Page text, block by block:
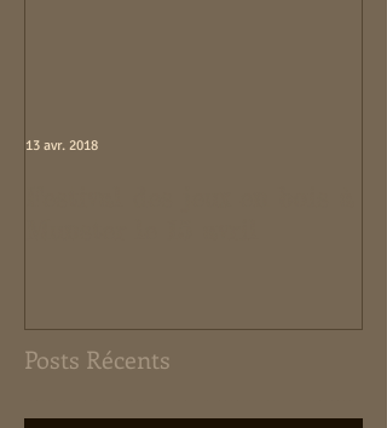
13 avr. 2018
Posts Récents